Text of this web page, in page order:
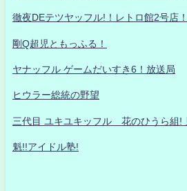
徹夜DEテツヤッフル!！レトロ館2号店！
剛Q超児ともっふる！
ヤナッフル ゲームだいすき6！放送局
ヒウラー総統の野望
三代目 ユキユキッフル 花のひうら組!
魁!!アイドル塾!